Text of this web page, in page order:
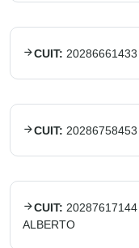
CUIT: 20286661433
CUIT: 20286758453
CUIT: 20287617144
ALBERTO